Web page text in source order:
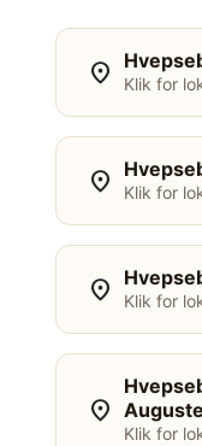
location_on Klik for
location_on Klik for
location_on Klik for
location_on
Klik for